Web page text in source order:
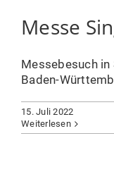
Messe
Messebesuch in
Baden-
15. Juli 2022
Weiterlesen